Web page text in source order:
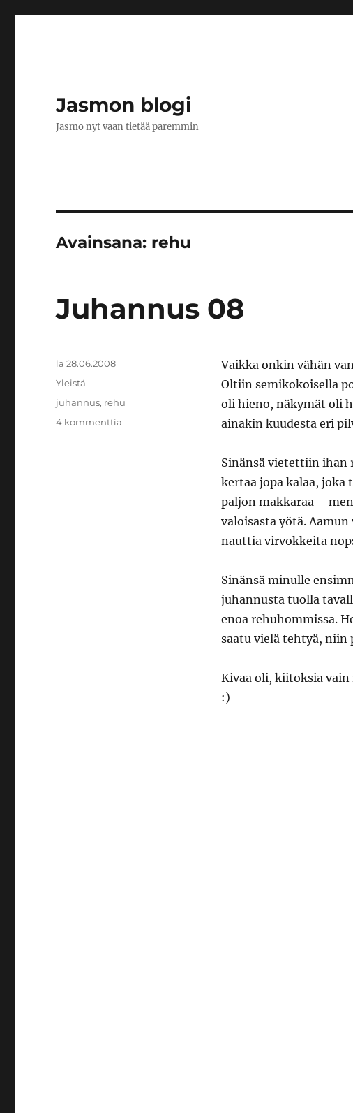
Jasmon blogi
Jasmo nyt vaan tietää paremmin
Avainsana: rehu
Juhannus 08
Vaikka onkin vähän
Oltiin semikokoisella
oli hieno, näkymät oli
ainakin kuudesta eri
Sinänsä vietettiin
kertaa jopa kalaa,
paljon makkaraa –
valoisasta yötä.
nauttia virvokkeita
Sinänsä minulle
juhannusta tuolla
enoa rehuhommissa.
saatu vielä tehtyä, niin
Kivaa oli, kiitoksia
:)
Julkaistu
la 28.06.2008
Kategoriat
Yleistä
Avainsanat
juhannus, rehu
4 kommenttia